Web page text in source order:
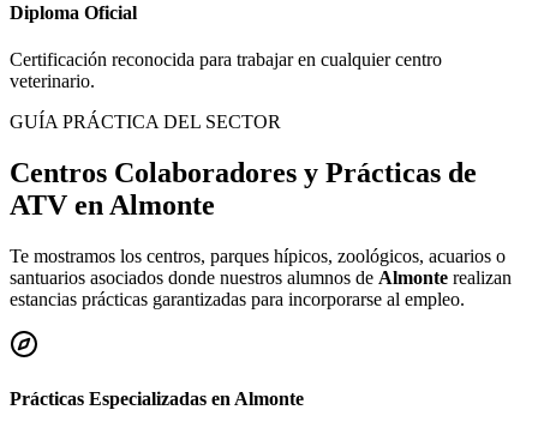
Diploma Oficial
Certificación reconocida para trabajar en cualquier centro
veterinario.
GUÍA PRÁCTICA DEL SECTOR
Centros Colaboradores y Prácticas de
ATV en Almonte
Te mostramos los centros, parques hípicos, zoológicos, acuarios o
santuarios asociados donde nuestros alumnos de Almonte realizan
estancias prácticas garantizadas para incorporarse al empleo.
Prácticas Especializadas en Almonte